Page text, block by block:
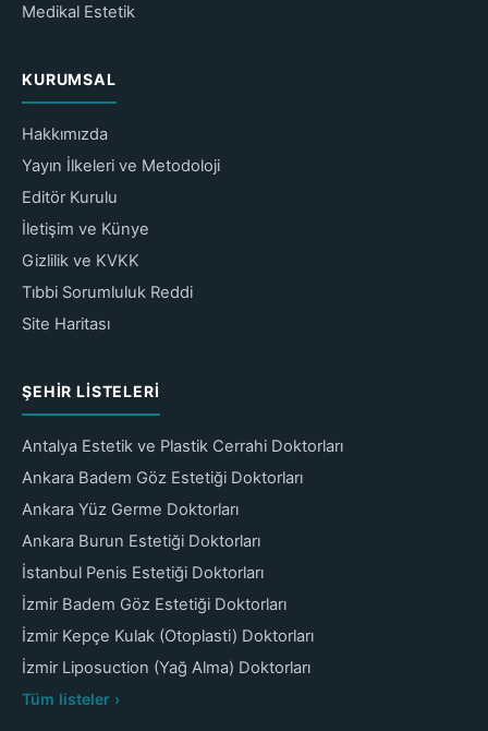
Medikal Estetik
KURUMSAL
Hakkımızda
Yayın İlkeleri ve Metodoloji
Editör Kurulu
İletişim ve Künye
Gizlilik ve KVKK
Tıbbi Sorumluluk Reddi
Site Haritası
ŞEHIR LISTELERI
Antalya Estetik ve Plastik Cerrahi Doktorları
Ankara Badem Göz Estetiği Doktorları
Ankara Yüz Germe Doktorları
Ankara Burun Estetiği Doktorları
İstanbul Penis Estetiği Doktorları
İzmir Badem Göz Estetiği Doktorları
İzmir Kepçe Kulak (Otoplasti) Doktorları
İzmir Liposuction (Yağ Alma) Doktorları
Tüm listeler ›